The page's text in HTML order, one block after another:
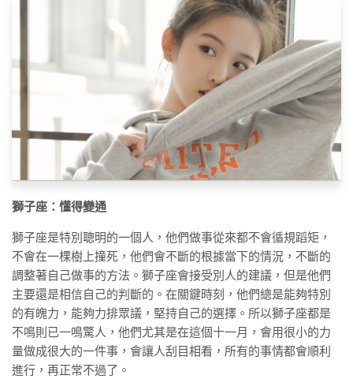
獅子座：懂得變通
獅子座是特別聰明的一個人，他們做事從來都不會循規蹈矩，
不會在一棵樹上撞死，他們會不斷的根據當下的情況，不斷的
調整著自己做事的方法。獅子座會接受別人的建議，但是他們
主要還是相信自己的判斷的。在關鍵時刻，他們總是能夠特別
的有魄力，能夠力排眾議，堅持自己的選擇。所以獅子座都是
不鳴則已一鳴驚人，他們尤其是在這個十一月，會用很小的力
量做成很大的一件事，會讓人刮目相看，所有的事情都會順利
進行，再正常不過了。